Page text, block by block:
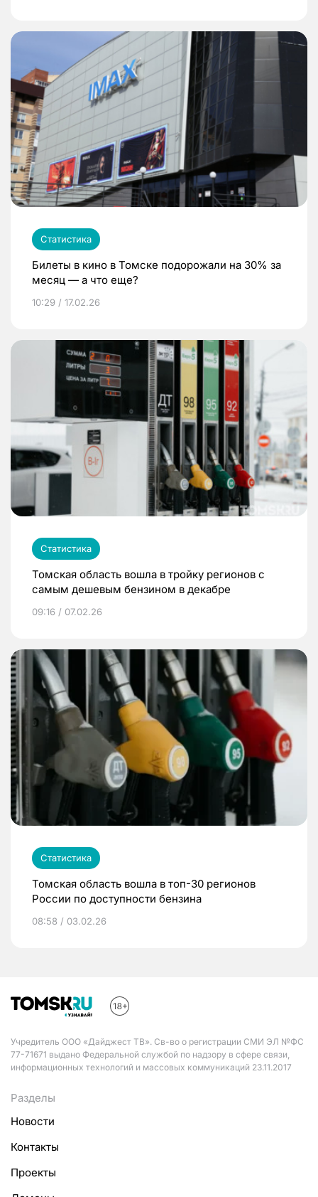
Статистика
Билеты в кино в Томске подорожали на 30% за
месяц — а что еще?
10:29 / 17.02.26
Статистика
Томская область вошла в тройку регионов с
самым дешевым бензином в декабре
09:16 / 07.02.26
Статистика
Томская область вошла в топ-30 регионов
России по доступности бензина
08:58 / 03.02.26
Учредитель ООО «Дайджест ТВ». Св-во о регистрации СМИ ЭЛ №ФС
77-71671 выдано Федеральной службой по надзору в сфере связи,
информационных технологий и массовых коммуникаций 23.11.2017
Разделы
Новости
Контакты
Проекты